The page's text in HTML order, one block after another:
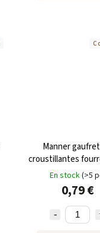
Manner
croustillantes
crème de citron
En stock(>5
0,79 €